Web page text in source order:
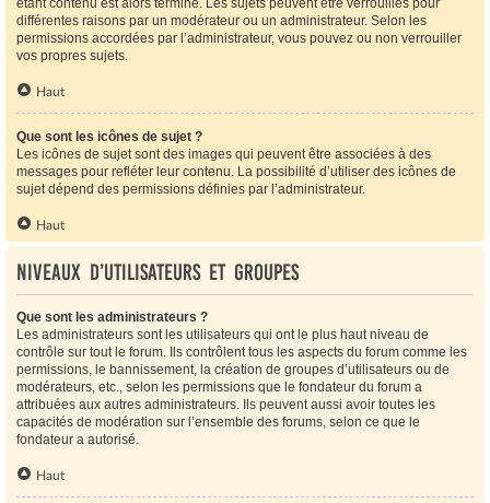
étant contenu est alors terminé. Les sujets peuvent être verrouillés pour
différentes raisons par un modérateur ou un administrateur. Selon les
permissions accordées par l’administrateur, vous pouvez ou non verrouiller
vos propres sujets.
Haut
Que sont les icônes de sujet ?
Les icônes de sujet sont des images qui peuvent être associées à des
messages pour refléter leur contenu. La possibilité d’utiliser des icônes de
sujet dépend des permissions définies par l’administrateur.
Haut
Niveaux d’utilisateurs et groupes
Que sont les administrateurs ?
Les administrateurs sont les utilisateurs qui ont le plus haut niveau de
contrôle sur tout le forum. Ils contrôlent tous les aspects du forum comme les
permissions, le bannissement, la création de groupes d’utilisateurs ou de
modérateurs, etc., selon les permissions que le fondateur du forum a
attribuées aux autres administrateurs. Ils peuvent aussi avoir toutes les
capacités de modération sur l’ensemble des forums, selon ce que le
fondateur a autorisé.
Haut